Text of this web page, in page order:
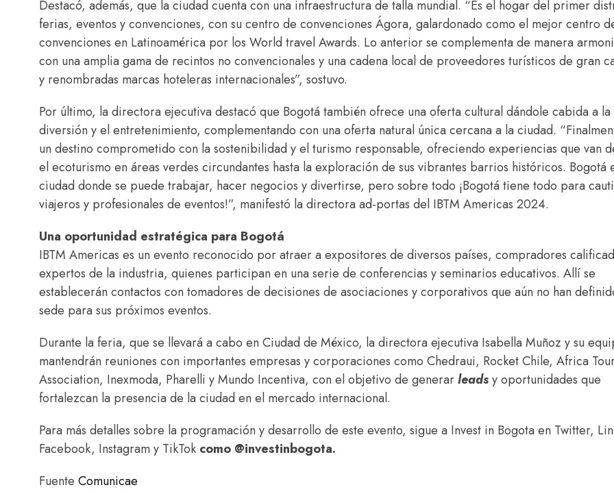
Destacó, además, que la ciudad cuenta con una infraestructura de talla mundial. “Es el hogar del primer
ferias, eventos y convenciones, con su centro de convenciones Ágora, galardonado como el mejor centro
convenciones en Latinoamérica por los World travel Awards. Lo anterior se complementa de manera
con una amplia gama de recintos no convencionales y una cadena local de proveedores turísticos de gran
y renombradas marcas hoteleras internacionales”, sostuvo.
Por último, la directora ejecutiva destacó que Bogotá también ofrece una oferta cultural dándole cabida a la
diversión y el entretenimiento, complementando con una oferta natural única cercana a la ciudad.
un destino comprometido con la sostenibilidad y el turismo responsable, ofreciendo experiencias que van
el ecoturismo en áreas verdes circundantes hasta la exploración de sus vibrantes barrios históricos. Bogotá
ciudad donde se puede trabajar, hacer negocios y divertirse, pero sobre todo ¡Bogotá tiene todo para
viajeros y profesionales de eventos!”, manifestó la directora ad-portas del IBTM Americas 2024.
Una oportunidad estratégica para Bogotá
IBTM Americas es un evento reconocido por atraer a expositores de diversos países, compradores
expertos de la industria, quienes participan en una serie de conferencias y seminarios educativos. Allí se
establecerán contactos con tomadores de decisiones de asociaciones y corporativos que aún no han
sede para sus próximos eventos.
Durante la feria, que se llevará a cabo en Ciudad de México, la directora ejecutiva Isabella Muñoz y su
mantendrán reuniones con importantes empresas y corporaciones como Chedraui, Rocket Chile, Africa
Association, Inexmoda, Pharelli y Mundo Incentiva, con el objetivo de generarleadsy oportunidades que
fortalezcan la presencia de la ciudad en el mercado internacional.
Para más detalles sobre la programación y desarrollo de este evento, sigue a Invest in Bogota en Twitter,
Facebook, Instagram y TikTok como @investinbogota.
Fuente Comunicae